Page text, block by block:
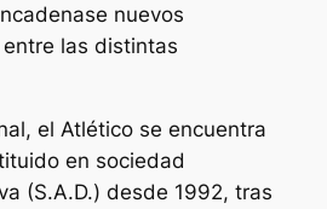
nuevos
las distintas
el Atlético se encuentra
en sociedad
(S.A.D.) desde 1992, tras